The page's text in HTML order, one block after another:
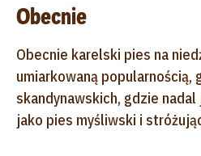
Obecnie
Obecnie karelski pies na
umiarkowaną popularnością,
skandynawskich, gdzie
jako pies myśliwski i